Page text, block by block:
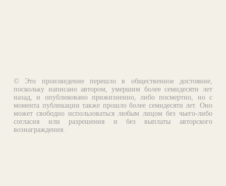
© Это произведение перешло в общественное достояние,
поскольку написано автором, умершим более семидесяти лет
назад, и опубликовано прижизненно, либо посмертно, но с
момента публикации также прошло более семидесяти лет. Оно
может свободно использоваться любым лицом без чьего-либо
согласия или разрешения и без выплаты авторского
вознаграждения.